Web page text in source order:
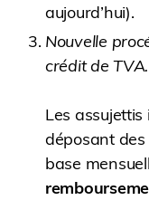
aujourd’hui).
Nouvelle
crédit de TVA.
Les
déposant
base